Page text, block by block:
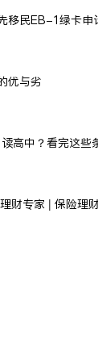
移民EB-1绿卡申
优与劣
高中？看完这些
财专家 | 保险理